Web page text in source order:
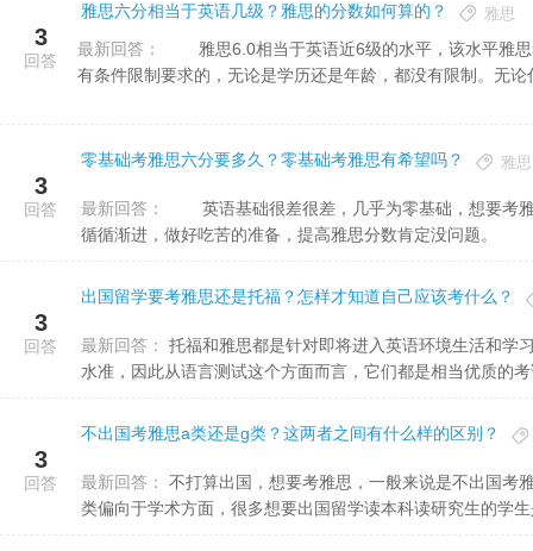
3
回答
雅思六分相当于英语几级？雅思的分数如何算的？ 雅思
最新回答：
有条件限制要求的，无论是学历还是年龄，都没有限制。无
3
回答
零基础考雅思六分要多久？零基础考雅思有希望吗？ 雅思
最新回答：
循循渐进，做好吃苦的准备，提高雅思分数肯定没问题。
3
回答
出国留学要考雅思还是托福？怎样才知道自己应该考什么？
最新回答：
水准，因此从语言测试这个方面而言，它们都是相当优质的
3
回答
不出国考雅思a类还是g类？这两者之间有什么样的区别？
最新回答：
类偏向于学术方面，很多想要出国留学读本科读研究生的学